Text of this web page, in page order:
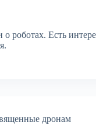
о роботах. Есть
дронам